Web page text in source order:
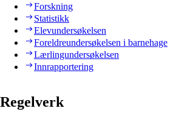
Forskning
Statistikk
Elevundersøkelsen
Foreldreundersøkelsen i barnehage
Lærlingundersøkelsen
Innrapportering
Regelverk